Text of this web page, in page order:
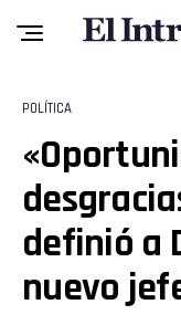
POLÍTICA
definió a
nuevo